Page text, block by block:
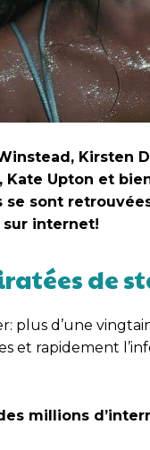
Kirsten
Upton et
sont
sur internet!
de
d’une
et rapidement
millions